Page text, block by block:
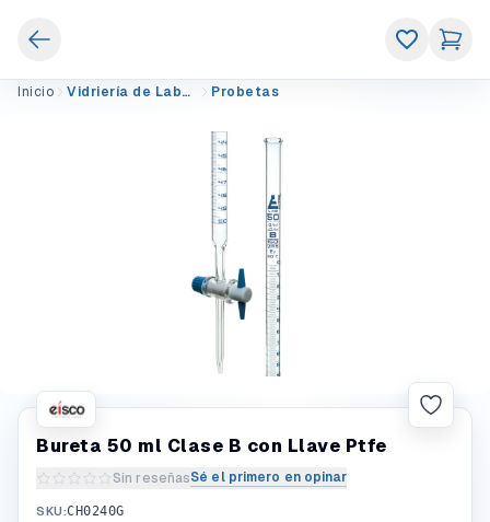
Inicio Vidriería de Laboratorio Probetas
Bureta 50 ml Clase B con Llave Ptfe
Sin reseñasSé el primero en opinar
Escribir una reseña del producto
SKU:CH0240G